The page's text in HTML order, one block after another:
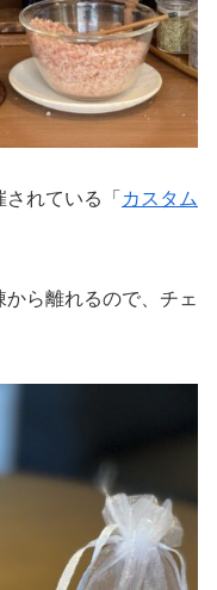
れている「 カスタム
ら離れるので、チェ